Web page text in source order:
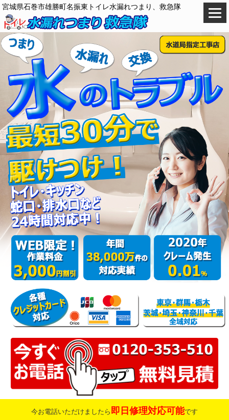
宮城県石巻市雄勝町名振東トイレ水漏れつまり、救急隊
今お電話いただけましたら 即日修理対応可能です